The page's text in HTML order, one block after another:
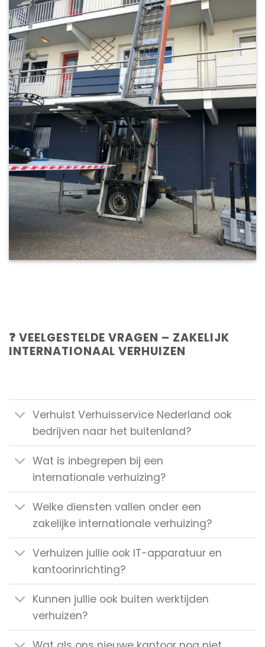
❓ VEELGESTELDE VRAGEN – ZAKELIJK
INTERNATIONAAL VERHUIZEN
Verhuist Verhuisservice Nederland ook
bedrijven naar het buitenland?
Wat is inbegrepen bij een
internationale verhuizing?
Welke diensten vallen onder een
zakelijke internationale verhuizing?
Verhuizen jullie ook IT-apparatuur en
kantoorinrichting?
Kunnen jullie ook buiten werktijden
verhuizen?